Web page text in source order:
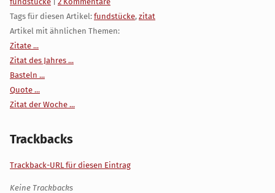
Tags für diesen Artikel: fundstücke, zitat
Artikel mit ähnlichen Themen:
Zitate ...
Zitat des Jahres ...
Basteln ...
Quote ...
Zitat der Woche ...
Trackbacks
Trackback-URL für diesen Eintrag
Keine Trackbacks